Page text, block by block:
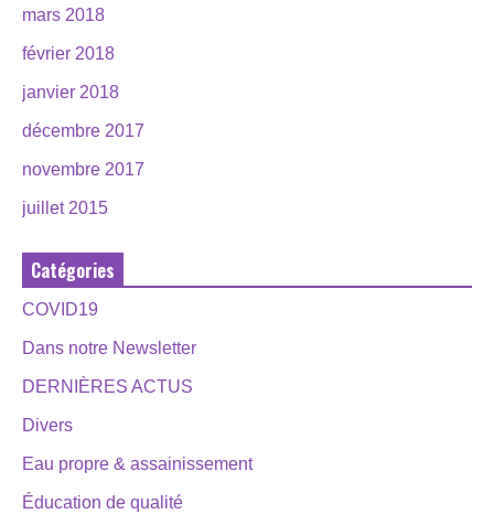
mars 2018
février 2018
janvier 2018
décembre 2017
novembre 2017
juillet 2015
Catégories
COVID19
Dans notre Newsletter
DERNIÈRES ACTUS
Divers
Eau propre & assainissement
Éducation de qualité